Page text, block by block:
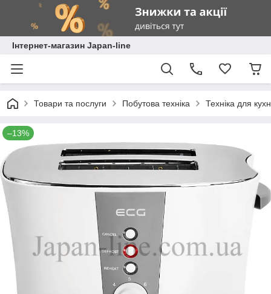
Інтернет-магазин Japan-line
Товари та послуги Побутова техніка Техніка для
–13%